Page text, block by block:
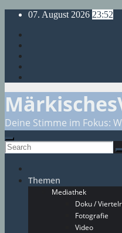
Skip
content
07. August 2026 23:52
Deine Stimme im Fokus:
Themen
Mediathek
Doku /
Fotografie
Video